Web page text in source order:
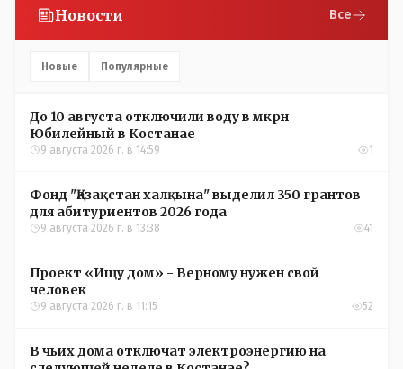
Новости Все
Новые Популярные
До 10 августа отключили воду в мкрн
Юбилейный в Костанае
9 августа 2026 г. в 14:59 1
Фонд "Қазақстан халқына" выделил 350 грантов
для абитуриентов 2026 года
9 августа 2026 г. в 13:38 41
Проект «Ищу дом» - Верному нужен свой
человек
9 августа 2026 г. в 11:15 52
В чьих дома отключат электроэнергию на